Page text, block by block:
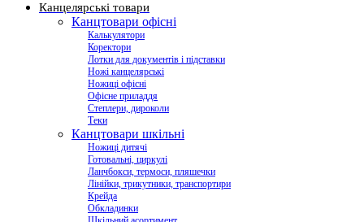
Канцелярські товари
Канцтовари офісні
Калькулятори
Коректори
Лотки для документів і підставки
Ножі канцелярські
Ножиці офісні
Офісне приладдя
Степлери, дироколи
Теки
Канцтовари шкільні
Ножиці дитячі
Готовальні, циркулі
Ланчбокси, термоси, пляшечки
Лінійки, трикутники, транспортири
Крейда
Обкладинки